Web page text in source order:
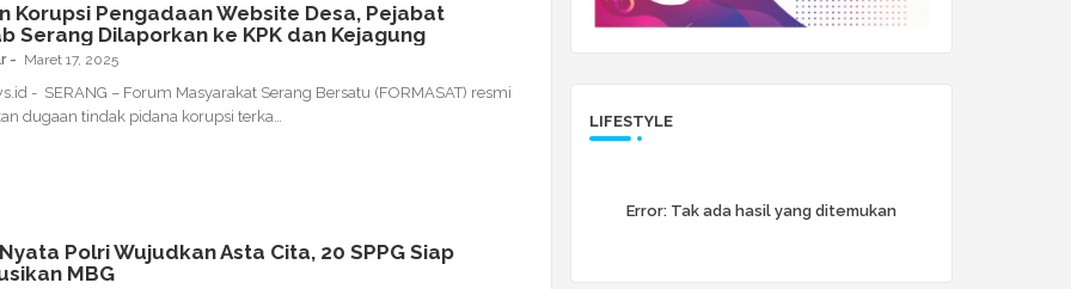
Korupsi Pengadaan Website Desa, Pejabat
Serang Dilaporkan ke KPK dan Kejagung
Maret 17, 2025
- SERANG – Forum Masyarakat Serang Bersatu (FORMASAT) resmi
dugaan tindak pidana korupsi terka…
Polri Wujudkan Asta Cita, 20 SPPG Siap
MBG
LIFESTYLE
Error:Tak ada hasil yang ditemukan